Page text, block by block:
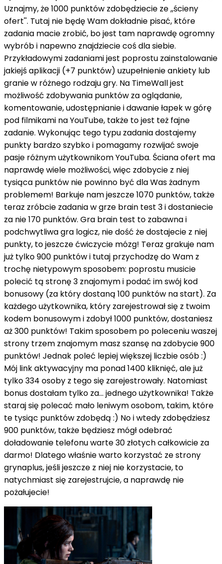
Uznajmy, że 1000 punktów zdobędziecie ze ,,ścieny
ofert''. Tutaj nie będę Wam dokładnie pisać, które
zadania macie zrobić, bo jest tam naprawdę ogromny
wybrób i napewno znajdziecie coś dla siebie.
Przykładowymi zadaniami jest poprostu zainstalowanie
jakiejś aplikacji (+7 punktów) uzupełnienie ankiety lub
granie w różnego rodzaju gry. Na TimeWall jest
możliwość zdobywania punktów za oglądanie,
komentowanie, udostępnianie i dawanie łapek w górę
pod filmikami na YouTube, także to jest też fajne
zadanie. Wykonując tego typu zadania dostajemy
punkty bardzo szybko i pomagamy rozwijać swoje
pasje różnym użytkownikom YouTuba. Ściana ofert ma
naprawdę wiele możliwości, więc zdobycie z niej
tysiąca punktów nie powinno być dla Was żadnym
problemem! Barkuje nam jeszcze 1070 punktów, także
teraz zróbcie zadania w grze brain test 3 i dostaniecie
za nie 170 punktów. Gra brain test to zabawna i
podchwytliwa gra logicz, nie dość że dostajecie z niej
punkty, to jeszcze ćwiczycie mózg! Teraz grakuje nam
już tylko 900 punktów i tutaj przychodzę do Wam z
trochę nietypowym sposobem: poprostu musicie
polecić tą stronę 3 znajomym i podać im swój kod
bonusowy (za który dostaną 100 punktów na start). Za
każdego użytkownika, który zarejestrował się z twoim
kodem bonusowym i zdobył 1000 punktów, dostaniesz
aż 300 punktów! Takim sposobem po poleceniu waszej
strony trzem znajomym masz szansę na zdobycie 900
punktów! Jednak poleć lepiej większej liczbie osób :)
Mój link aktywacyjny ma ponad 1400 kliknięć, ale już
tylko 334 osoby z tego się zarejestrowały. Natomiast
bonus dostałam tylko za... jednego użytkownika! Także
staraj się polecać mało leniwym osobom, takim, które
te tysiąc punktów zdobędą :) No i wtedy zdobędziesz
900 punktów, także będziesz mógł odebrać
doładowanie telefonu warte 30 złotych całkowicie za
darmo! Dlatego właśnie warto korzystać ze strony
grynaplus, jeśli jeszcze z niej nie korzystacie, to
natychmiast się zarejestrujcie, a naprawdę nie
pożałujecie!